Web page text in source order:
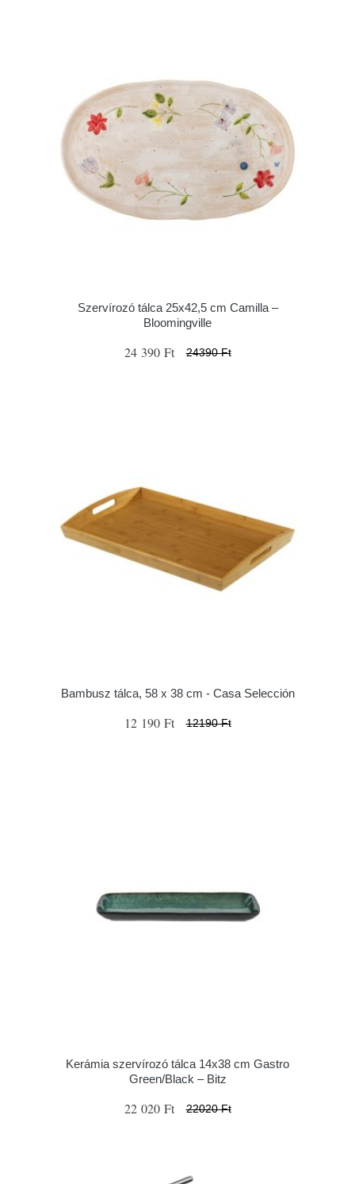
Szervírozó tálca 25x42,5 cm Camilla –
Bloomingville
24 390 Ft 24390 Ft
Bambusz tálca, 58 x 38 cm - Casa Selección
12 190 Ft 12190 Ft
Kerámia szervírozó tálca 14x38 cm Gastro
Green/Black – Bitz
22 020 Ft 22020 Ft